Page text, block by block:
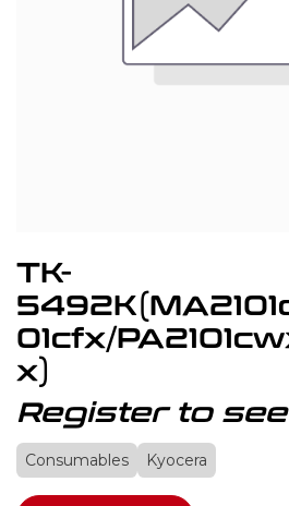
TK-
01cfx/
x)
Register to
Consumables Kyocera